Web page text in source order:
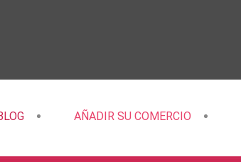
AÑADIR SU COMERCIO